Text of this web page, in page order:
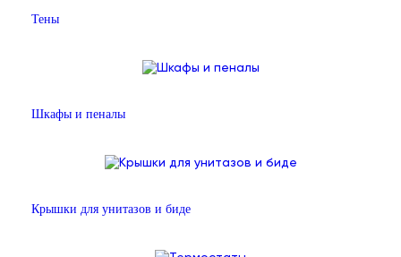
Тены
Шкафы и пеналы
Крышки для унитазов и биде